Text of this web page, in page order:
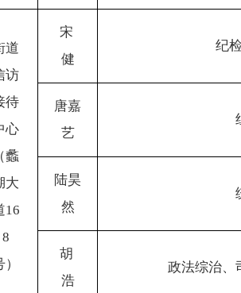
道
访
待
心
（蠡
大
16
8
宋
健
纪
唐嘉
艺
陆昊
然
胡
浩
政法综治、